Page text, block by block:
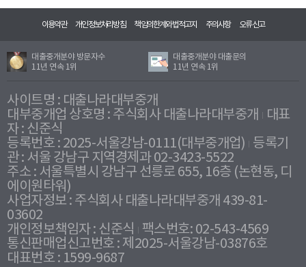
이용약관 개인정보처리방침 책임의한계와법적고지 주의사항 오류신고
대출중개분야 방문자수
11년 연속 1위
대출중개분야 대출문의
11년 연속 1위
사이트명 : 대출나라대부중개
대부중개업 상호명 : 주식회사 대출나라대부중개
대표
자 : 신준식
등록번호 : 2025-서울강남-0111(대부중개업) 등록기
관 : 서울 강남구 지역경제과 02-3423-5522
주소 : 서울특별시 강남구 선릉로 655, 16층 (논현동, 디
에이원타워)
사업자정보 : 주식회사 대출나라대부중개 439-81-
03602
개인정보책임자 : 신준식
팩스번호: 02-543-4569
통신판매업신고번호 : 제2025-서울강남-03876호
대표번호 : 1599-9687